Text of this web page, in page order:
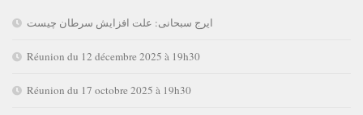
ایرج سبحانی: علت افزایش سرطان چیست
Réunion du 12 décembre 2025 à 19h30
Réunion du 17 octobre 2025 à 19h30